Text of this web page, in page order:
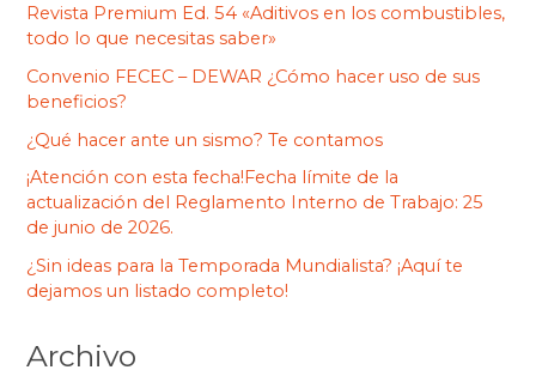
Revista Premium Ed. 54 «Aditivos en los combustibles,
todo lo que necesitas saber»
Convenio FECEC – DEWAR ¿Cómo hacer uso de sus
beneficios?
¿Qué hacer ante un sismo? Te contamos
¡Atención con esta fecha!Fecha límite de la
actualización del Reglamento Interno de Trabajo: 25
de junio de 2026.
¿Sin ideas para la Temporada Mundialista? ¡Aquí te
dejamos un listado completo!
Archivo